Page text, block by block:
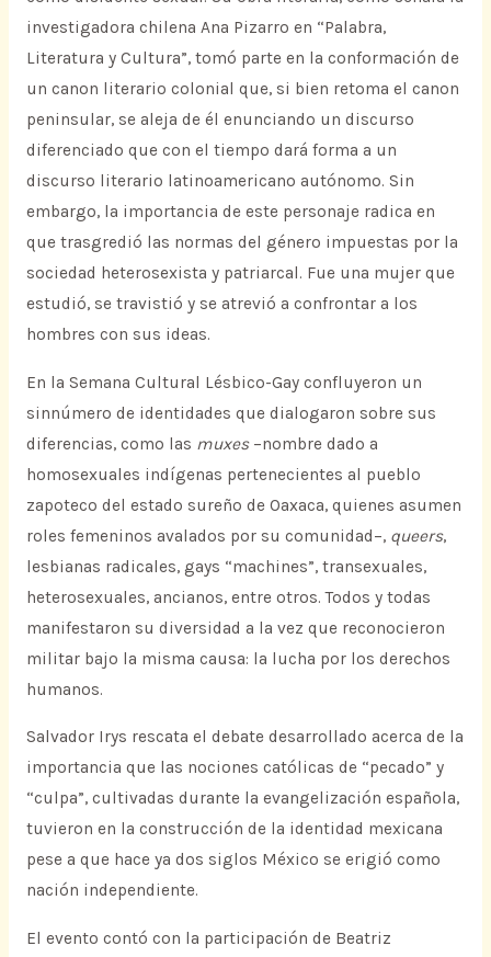
investigadora chilena Ana Pizarro en “Palabra,
Literatura y Cultura”, tomó parte en la conformación de
un canon literario colonial que, si bien retoma el canon
peninsular, se aleja de él enunciando un discurso
diferenciado que con el tiempo dará forma a un
discurso literario latinoamericano autónomo. Sin
embargo, la importancia de este personaje radica en
que trasgredió las normas del género impuestas por la
sociedad heterosexista y patriarcal. Fue una mujer que
estudió, se travistió y se atrevió a confrontar a los
hombres con sus ideas.
En la Semana Cultural Lésbico-Gay confluyeron un
sinnúmero de identidades que dialogaron sobre sus
diferencias, como las muxes–nombre dado a
homosexuales indígenas pertenecientes al pueblo
zapoteco del estado sureño de Oaxaca, quienes asumen
roles femeninos avalados por su comunidad–, queers,
lesbianas radicales, gays “machines”, transexuales,
heterosexuales, ancianos, entre otros. Todos y todas
manifestaron su diversidad a la vez que reconocieron
militar bajo la misma causa: la lucha por los derechos
humanos.
Salvador Irys rescata el debate desarrollado acerca de la
importancia que las nociones católicas de “pecado” y
“culpa”, cultivadas durante la evangelización española,
tuvieron en la construcción de la identidad mexicana
pese a que hace ya dos siglos México se erigió como
nación independiente.
El evento contó con la participación de Beatriz